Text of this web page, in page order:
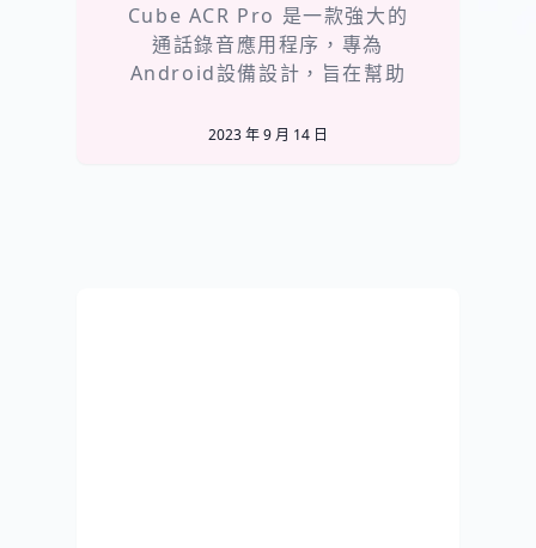
Cube ACR Pro 是一款強大的
通話錄音應用程序，專為
Android設備設計，旨在幫助
2023 年 9 月 14 日